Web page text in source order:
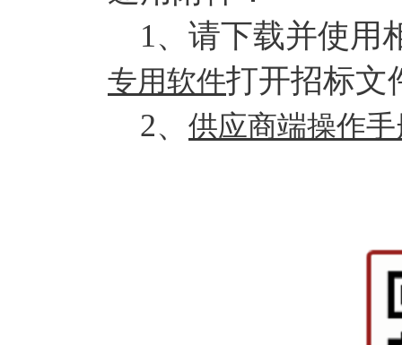
1、请下载并使用
专用软件打开招标文
2、 供应商端操作